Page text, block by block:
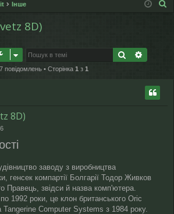
д
ст
Інше
8D)
Пошук
7 повідомлень • Сторінка 1 з 1
8D)
заводу з виробництва
генсек компартії Болгарії Тодор Живков
Правець, звідси й назва комп'ютера.
1992 роки, це клон британського Oric
Computer Systems з 1984 року.